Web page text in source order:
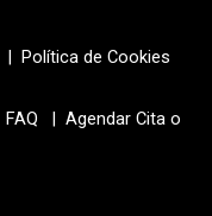
| Política de Cookies
FAQ | Agendar Cita o